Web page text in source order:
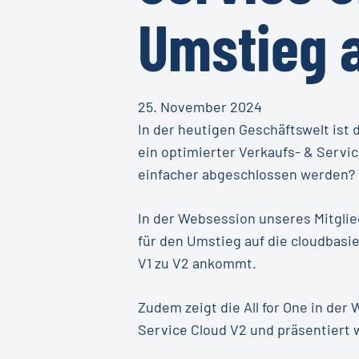
Umstieg
25. November 2024
In der heutigen Geschäftswelt ist
ein optimierter Verkaufs- &
einfacher abgeschlossen
In der Websession unseres
für den Umstieg auf die
V1 zu V2 ankommt.
Zudem zeigt die All for One in der
Service Cloud V2 und präsentiert